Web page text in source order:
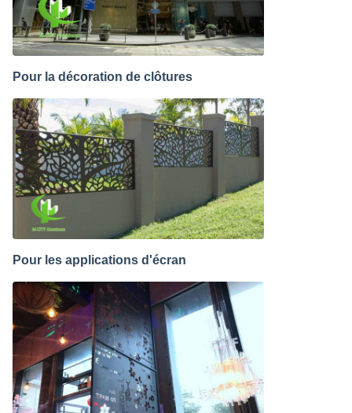
Pour la décoration de clôtures
Pour les applications d'écran